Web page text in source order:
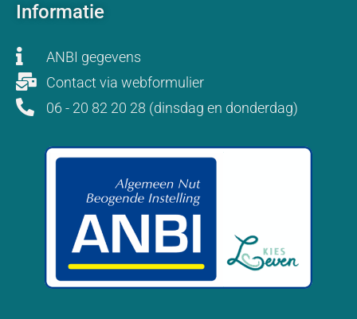
Informatie
ANBI gegevens
Contact via webformulier
06 - 20 82 20 28 (dinsdag en donderdag)